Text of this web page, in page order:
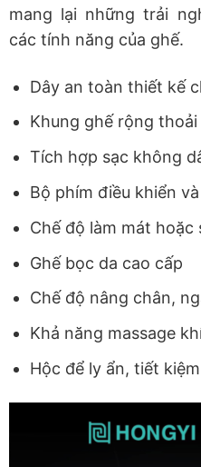
mang lại những trải
các tính năng của ghế.
Dây an toàn thiết kế
Khung ghế rộng
Tích hợp sạc không
Bộ phím điều khiển
Chế độ làm mát hoặc
Ghế bọc da cao cấp
Chế độ nâng chân,
Khả năng massage
Hộc để ly ẩn, tiết